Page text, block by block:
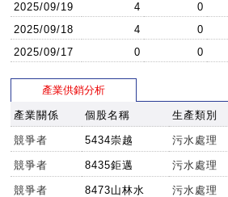
2025/09/19
4 0
2025/09/18
4 0
2025/09/17
0 0
產業供銷分析
產業關係 個股名稱 生產類別
競爭者 5434崇越 污水處理
競爭者 8435鉅邁 污水處理
競爭者 8473山林水 污水處理